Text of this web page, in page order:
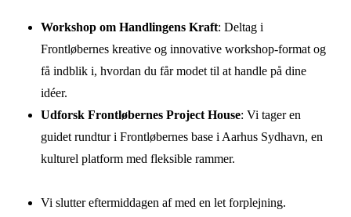
Workshop om Handlingens Kraft: Deltag i
Frontløbernes kreative og innovative workshop-format og
få indblik i, hvordan du får modet til at handle på dine
idéer.
Udforsk Frontløbernes Project House: Vi tager en
guidet rundtur i Frontløbernes base i Aarhus Sydhavn, en
kulturel platform med fleksible rammer.
Vi slutter eftermiddagen af med en let forplejning.